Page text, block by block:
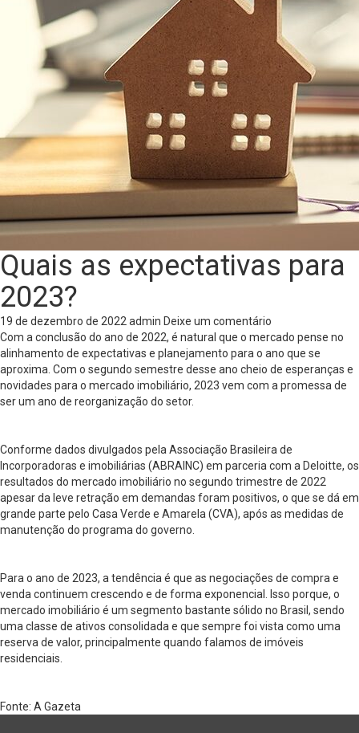
Quais as expectativas para
2023?
19 de dezembro de 2022 admin Deixe um comentário
Com a conclusão do ano de 2022, é natural que o mercado pense no
alinhamento de expectativas e planejamento para o ano que se
aproxima. Com o segundo semestre desse ano cheio de esperanças e
novidades para o mercado imobiliário, 2023 vem com a promessa de
ser um ano de reorganização do setor.
Conforme dados divulgados pela Associação Brasileira de
Incorporadoras e imobiliárias (ABRAINC) em parceria com a Deloitte, os
resultados do mercado imobiliário no segundo trimestre de 2022
apesar da leve retração em demandas foram positivos, o que se dá em
grande parte pelo Casa Verde e Amarela (CVA), após as medidas de
manutenção do programa do governo.
Para o ano de 2023, a tendência é que as negociações de compra e
venda continuem crescendo e de forma exponencial. Isso porque, o
mercado imobiliário é um segmento bastante sólido no Brasil, sendo
uma classe de ativos consolidada e que sempre foi vista como uma
reserva de valor, principalmente quando falamos de imóveis
residenciais.
Fonte: A Gazeta